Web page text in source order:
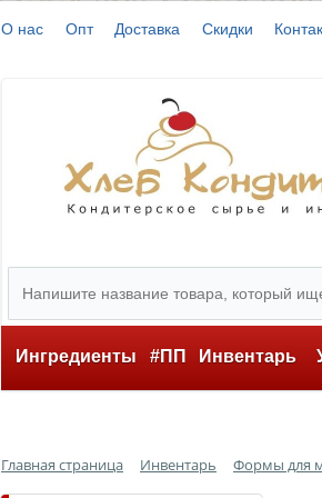
О нас Опт Доставка Скидки
Ингредиенты #ПП Инвентарь
Главная страница Инвентарь Формы для